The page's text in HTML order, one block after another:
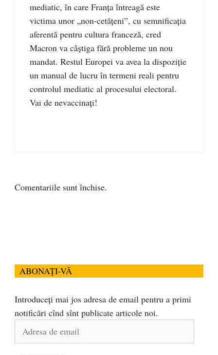
mediatic, în care Franţa întreagă este
victima unor „non-cetăţeni”, cu semnificaţia
aferentă pentru cultura franceză, cred
Macron va câştiga fără probleme un nou
mandat. Restul Europei va avea la dispoziţie
un manual de lucru în termeni reali pentru
controlul mediatic al procesului electoral.
Vai de nevaccinaţi!
Comentariile sunt închise.
ABONAȚI-VĂ
Introduceți mai jos adresa de email pentru a primi
notificări cînd sînt publicate articole noi.